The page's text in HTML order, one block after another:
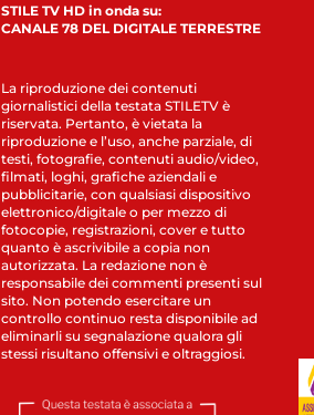
STILE TV HD in onda su:
CANALE 78 DEL DIGITALE TERRESTRE
La riproduzione dei contenuti
giornalistici della testata STILETV è
riservata. Pertanto, è vietata la
riproduzione e l’uso, anche parziale, di
testi, fotografie, contenuti audio/video,
filmati, loghi, grafiche aziendali e
pubblicitarie, con qualsiasi dispositivo
elettronico/digitale o per mezzo di
fotocopie, registrazioni, cover e tutto
quanto è ascrivibile a copia non
autorizzata. La redazione non è
responsabile dei commenti presenti sul
sito. Non potendo esercitare un
controllo continuo resta disponibile ad
eliminarli su segnalazione qualora gli
stessi risultano offensivi e oltraggiosi.